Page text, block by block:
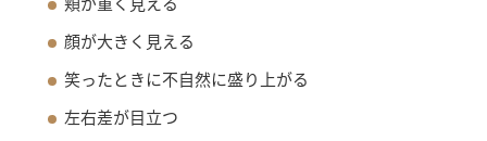
顔が大きく見える
笑ったときに不自然に盛り上がる
左右差が目立つ